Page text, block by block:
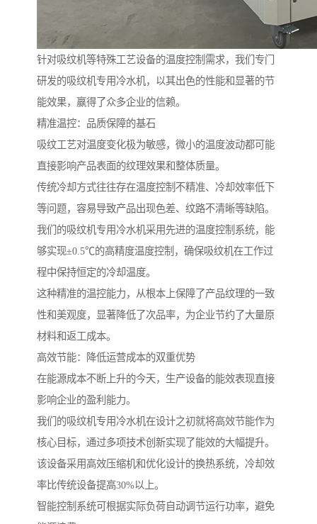
针对吸纹机等特殊工艺设备的温度控制需求，我们专门
研发的吸纹机专用冷水机，以其出色的性能和显著的节
能效果，赢得了众多企业的信赖。
精准温控：品质保障的基石
吸纹工艺对温度变化极为敏感，微小的温度波动都可能
直接影响产品表面的纹理效果和整体质量。
传统冷却方式往往存在温度控制不精准、冷却效率低下
等问题，容易导致产品出现色差、纹路不清晰等缺陷。
我们的吸纹机专用冷水机采用先进的温度控制系统，能
够实现±0.5℃的高精度温度控制，确保吸纹机在工作过
程中保持恒定的冷却温度。
这种精准的温控能力，从根本上保障了产品纹理的一致
性和美观度，显著降低了次品率，为企业节约了大量原
材料和返工成本。
高效节能：降低运营成本的双重优势
在能源成本不断上升的今天，生产设备的能效表现直接
影响企业的盈利能力。
我们的吸纹机专用冷水机在设计之初就将高效节能作为
核心目标，通过多项技术创新实现了能效的大幅提升。
该设备采用高效压缩机和优化设计的换热系统，冷却效
率比传统设备提高30%以上。
智能控制系统可根据实际负荷自动调节运行功率，避免